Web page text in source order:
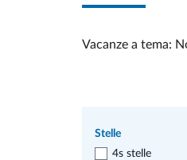
Vacanze a tema:
Stelle
4s stelle